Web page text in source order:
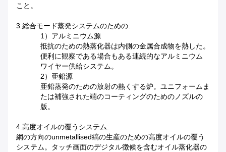
こと。
3.総合モード蒸発システムのための:
1）アルミニウム源
抵抗のための熱蒸化器は内側の金属合成物を熱した。
便利に観察である場合もある連続的なアルミニウム
ワイヤー供給システム。
2）亜鉛源
亜鉛蒸発のための放射の熱くする炉。ユニフォームま
たは補強された端のコーティングのためのノズルの
版。
4.高度オイルの覆うシステム:
網の方向のunmetallised縞の生産のための高度オイルの覆う
システム。タッチ画面のデジタル徴候を含むオイル蒸化器の